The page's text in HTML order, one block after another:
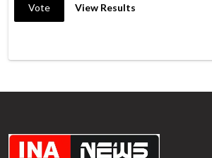
Vote View Results